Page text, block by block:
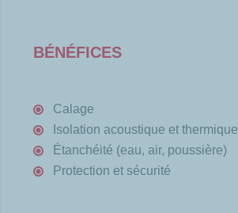
BÉNÉFICES
Calage
Isolation acoustique et thermique
Étanchéité (eau, air, poussière)
Protection et sécurité